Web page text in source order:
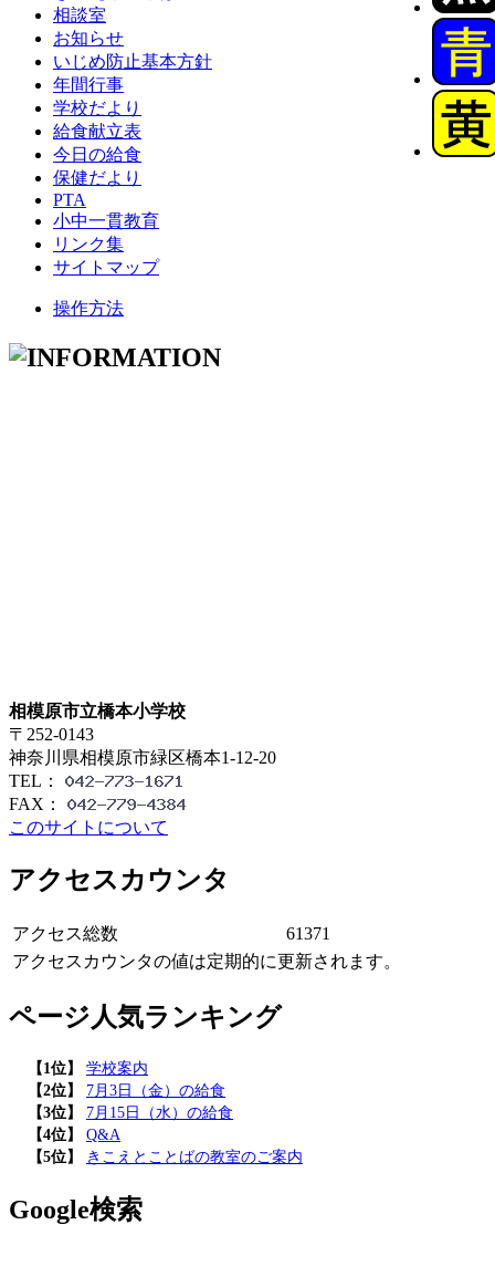
相談室
お知らせ
いじめ防止基本方針
年間行事
学校だより
給食献立表
今日の給食
保健だより
PTA
小中一貫教育
リンク集
サイトマップ
操作方法
相模原市立橋本小学校
〒252-0143
神奈川県相模原市緑区橋本1-12-20
TEL：
FAX：
このサイトについて
アクセスカウンタ
アクセス総数
61371
アクセスカウンタの値は定期的に更新されます。
ページ人気ランキング
【1位】
学校案内
【2位】
7月3日（金）の給食
【3位】
7月15日（水）の給食
【4位】
Q&A
【5位】
きこえとことばの教室のご案内
Google検索